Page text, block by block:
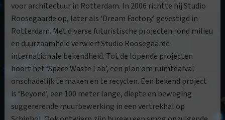
voor architectuur in Rotterdam. In 2006 richtte hij Studio
Roosegaarde op, later als ‘Dream Factory’ gevestigd in
Rotterdam. Met diverse futuristische projecten rond milieu
en duurzaamheid verwierf Studio Roosegaarde
internationale bekendheid. Tot de lopende projecten
hoort het ‘Space Waste Lab’, een plan om ruimteafval
onschadelijk te maken en te recyclen. Een bekend project
is ‘Beyond’, een 100 meter lange, diepte en beweging
suggererende muurbewerking in een vertrekhal op